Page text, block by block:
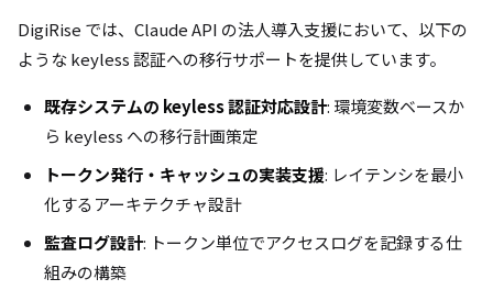
DigiRise では、Claude API の法人導入支援において、以下の
ような keyless 認証への移行サポートを提供しています。
既存システムの keyless 認証対応設計: 環境変数ベースか
ら keyless への移行計画策定
トークン発行・キャッシュの実装支援: レイテンシを最小
化するアーキテクチャ設計
監査ログ設計: トークン単位でアクセスログを記録する仕
組みの構築